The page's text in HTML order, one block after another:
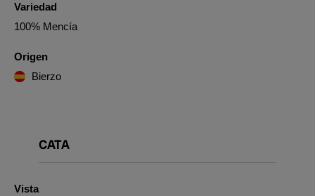
Variedad
100% Mencía
Origen
Bierzo
CATA
Vista